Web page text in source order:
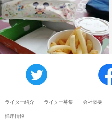
ライター紹介 ライター募集 会社概要
採用情報